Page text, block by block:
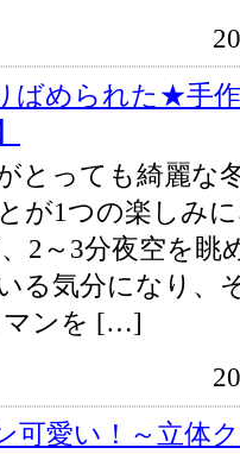
ばめられた★手
とっても綺麗な
が1つの楽しみ
2～3分夜空を眺
る気分になり、
マンを […]
可愛い！～立体